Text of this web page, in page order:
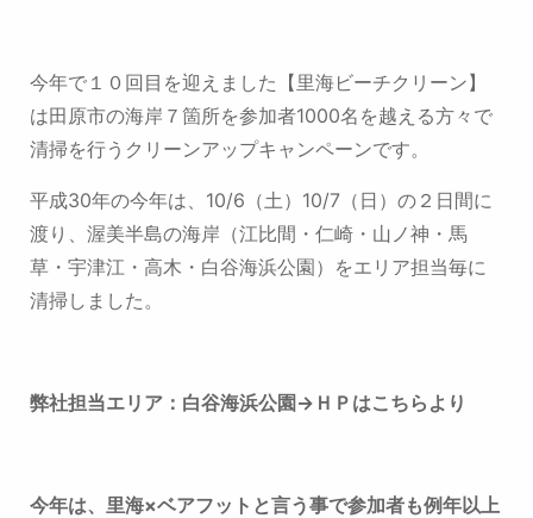
今年で１０回目を迎えました【里海ビーチクリーン】
は田原市の海岸７箇所を参加者1000名を越える方々で
清掃を行うクリーンアップキャンペーンです。
平成30年の今年は、10/6（土）10/7（日）の２日間に
渡り、渥美半島の海岸（江比間・仁崎・山ノ神・馬
草・宇津江・高木・白谷海浜公園）をエリア担当毎に
清掃しました。
弊社担当エリア： 白谷海浜公園→ＨＰはこちらより
今年は、里海×ベアフットと言う事で参加者も例年以上